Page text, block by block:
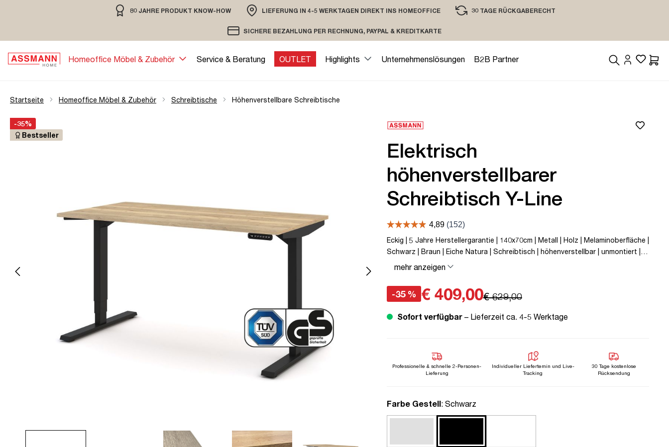
Zur Hauptnavigation springen80 JAHRE PRODUKT KNOW-HOW
80 JAHRE MÖBELBAU MIT TRADITION
LIEFERUNG IN 4-5 WERKTAGEN DIREKT INS HOMEOFFICE
VERSAND PER DHL ODER SPEDITION
30 TAGE RÜCKGABERECHT
SICHERE BEZAHLUNG PER RECHNUNG, PAYPAL & KREDITKARTE
VERSCHLÜSSELTE ÜBERTRAGUNG
Homeoffice Möbel & Zubehör Service & Beratung OUTLET Highlights Unternehmenslösungen
B2B Partner
Startseite Homeoffice Möbel & Zubehör Schreibtische Höhenverstellbare Schreibtische
Bildergalerie überspringen
Öffne Zoom-Modal
-35%
Bestseller
Elektrisch
höhenverstellbarer
Schreibtisch Y-Line
Eckig | 5 Jahre Herstellergarantie | 140x70cm | Metall | Holz | Melaminoberfläche |
Schwarz | Braun | Eiche Natura | Schreibtisch | höhenverstellbar | unmontiert | Y-
Line | bis zu 80 kg | Steckertyp C | Eiche Natura | TÜV© mobiles Arbeiten |
Kollisions-Schutz | Elektrisch höhenverstellbar | Kindersicherung
mehr anzeigen
-35 % € 409,00€ 629,00
Sofort verfügbar– Lieferzeit ca. 4-5 Werktage
Professionelle & schnelle 2-Personen-
Lieferung
Individueller Liefertemin und Live-
Tracking
30 Tage kostenlose
Rücksendung
Farbe Gestellauswählen
: Schwarz